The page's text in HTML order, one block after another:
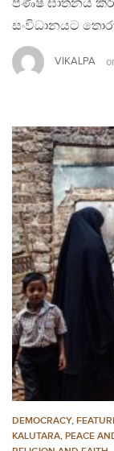
පිණිෂ ඝාතනය
සංවිධානයට
VIKALPA
DEMOCRACY,
KALUTARA, PEACE